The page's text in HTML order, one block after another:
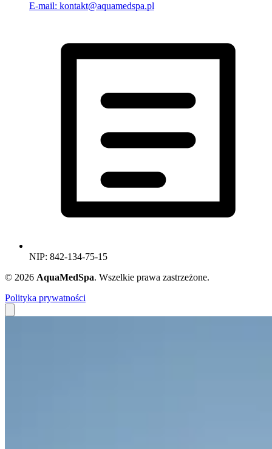
E-mail: kontakt@aquamedspa.pl
NIP: 842-134-75-15
© 2026 AquaMedSpa. Wszelkie prawa zastrzeżone.
Polityka prywatności